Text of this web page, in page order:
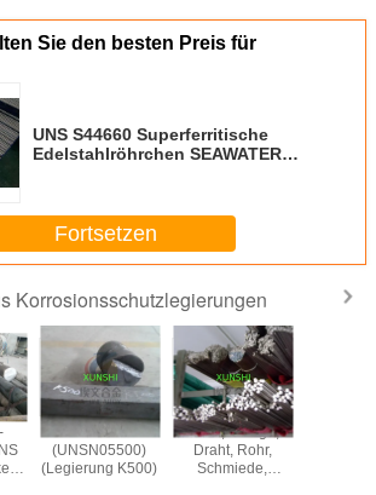
Sie den besten Preis für
UNS S44660 Superferritische
Edelstahlröhrchen SEAWATER
Fortsetzen
Korrosionsschutzlegierungen
Monel K500
(UNSN05500)
(Legierung K500)
Band, Stange,
Draht, Rohr,
Schmiede,